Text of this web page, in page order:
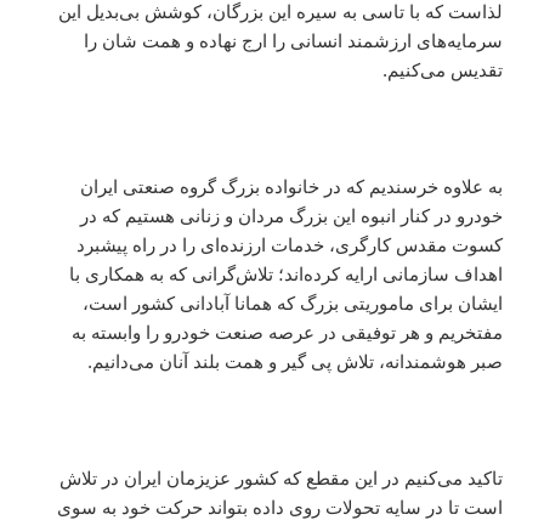
لذاست که با تاسی به سیره این بزرگان، کوشش بی‌بدیل این
سرمایه‌های ارزشمند انسانی را ارج نهاده و همت شان را
تقدیس می‌کنیم.
به علاوه خرسندیم که در خانواده بزرگ گروه صنعتی ایران
خودرو در کنار انبوه این بزرگ مردان و زنانی هستیم که در
کسوت مقدس کارگری، خدمات ارزنده‌ای را در راه پیشبرد
اهداف سازمانی ارایه کرده‌اند؛ تلاش‌گرانی که به همکاری با
ایشان برای ماموریتی بزرگ که همانا آبادانی کشور است،
مفتخریم و هر توفیقی در عرصه صنعت خودرو را وابسته به
صبر هوشمندانه، تلاش پی گیر و همت بلند آنان می‌دانیم.
تاکید می‌کنیم در این مقطع که کشور عزیزمان ایران در تلاش
است تا در سایه تحولات روی ‌داده بتواند حرکت خود به سوی